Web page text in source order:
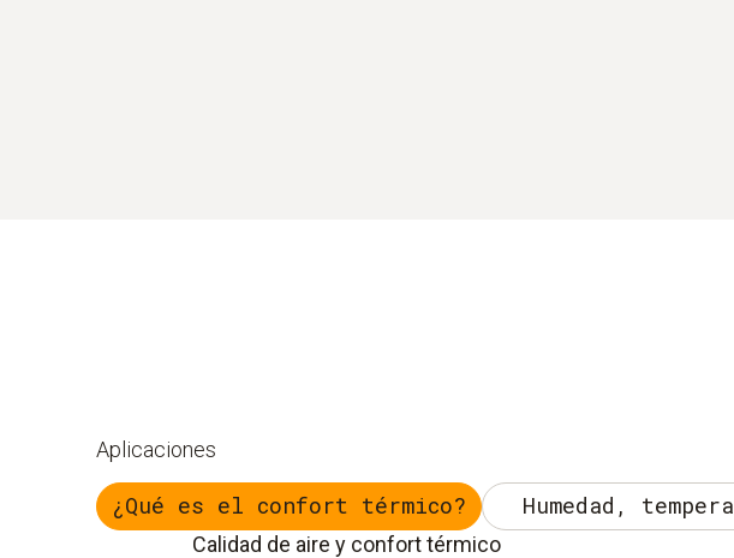
Aplicaciones
¿Qué es el confort térmico? Humedad,
Calidad de aire y confort térmico